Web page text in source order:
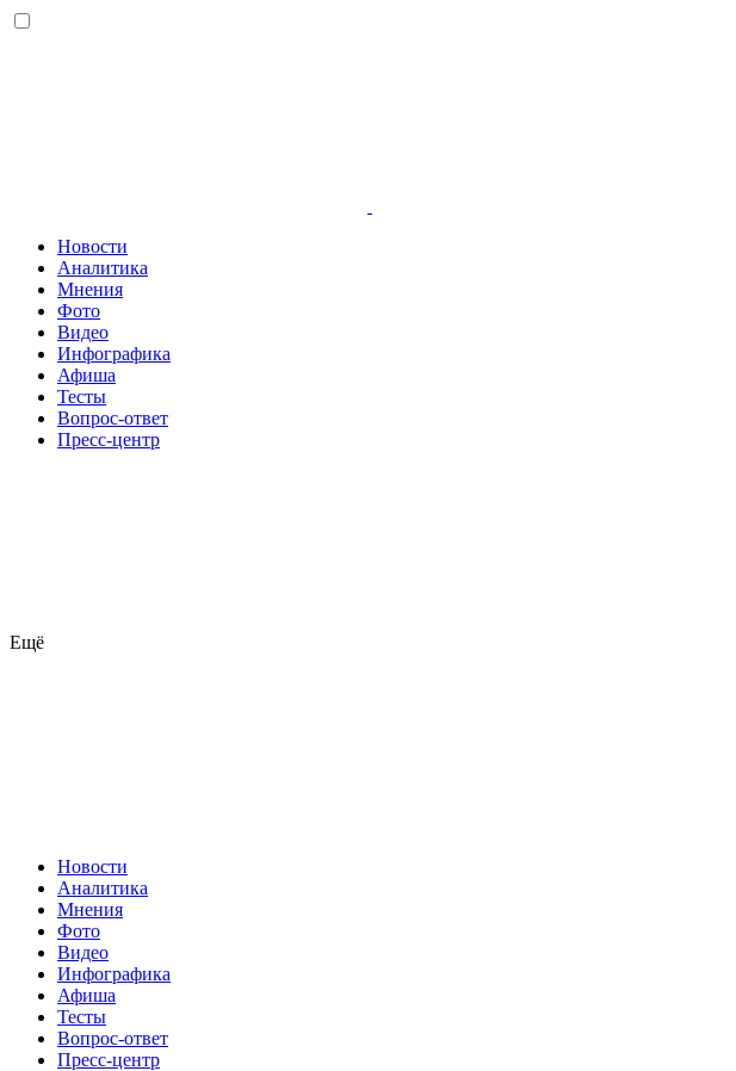
Новости
Аналитика
Мнения
Фото
Видео
Инфографика
Афиша
Тесты
Вопрос-ответ
Пресс-центр
Ещё
Новости
Аналитика
Мнения
Фото
Видео
Инфографика
Афиша
Тесты
Вопрос-ответ
Пресс-центр